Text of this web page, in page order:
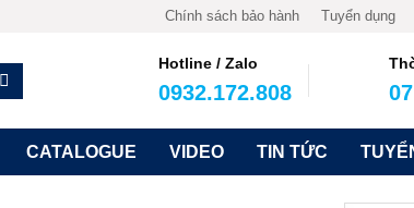
Chính sách bảo hành Tuyển dụng
Hotline / Zalo
0932.172.808
CATALOGUE VIDEO TIN TỨC